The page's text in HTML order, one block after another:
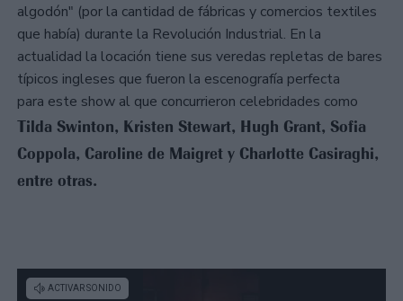
algodón" (por la cantidad de fábricas y comercios textiles
que había) durante la Revolución Industrial. En la
actualidad la locación tiene sus veredas repletas de bares
típicos ingleses que fueron la escenografía perfecta
para este show al que concurrieron celebridades como
Tilda Swinton, Kristen Stewart, Hugh Grant, Sofia
Coppola, Caroline de Maigret y Charlotte Casiraghi,
entre otras.